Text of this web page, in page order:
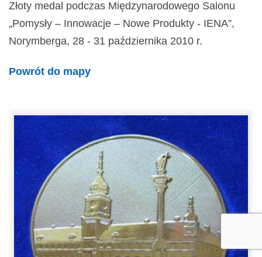
Złoty medal podczas Międzynarodowego Salonu
„Pomysły – Innowacje – Nowe Produkty - IENA”,
Norymberga, 28 - 31 października 2010 r.
Powrót do mapy